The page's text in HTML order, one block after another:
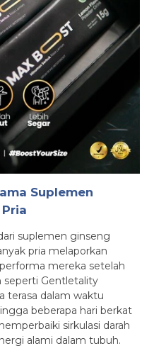
Suplemen
suplemen ginseng
pria melaporkan
mereka setelah
Gentletality
terasa dalam waktu
beberapa hari berkat
sirkulasi darah
alami dalam tubuh.